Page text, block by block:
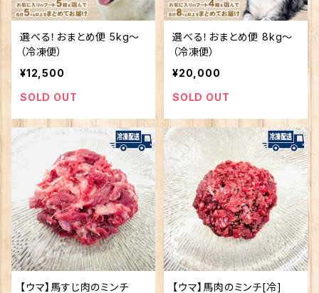
選べる！おまとめ便 5kg〜
（冷凍便）
¥12,500
SOLD OUT
選べる！おまとめ便 8kg〜
（冷凍便）
¥20,000
SOLD OUT
【ウマ】馬すじ肉のミンチ
【ウマ】馬肉のミンチ[冷]